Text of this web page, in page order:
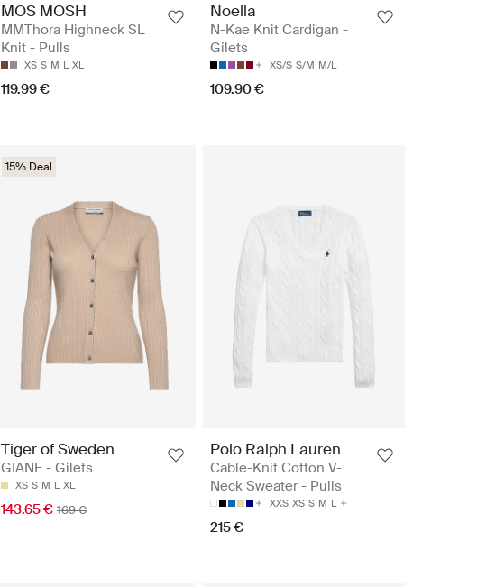
MOS MOSH
MMThora Highneck SL
Knit - Pulls
XS S M L XL
119.99 €
Noella
N-Kae Knit Cardigan -
Gilets
XS/S S/M M/L
109.90 €
15% Deal
Tiger of Sweden
GIANE - Gilets
XS S M L XL
143.65 € 169 €
Polo Ralph Lauren
Cable-Knit Cotton V-
Neck Sweater - Pulls
XXS XS S M L
215 €